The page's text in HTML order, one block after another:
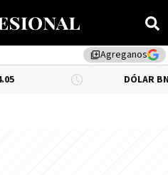
library_addAgreganos
DÓLAR BNA $1,520.00